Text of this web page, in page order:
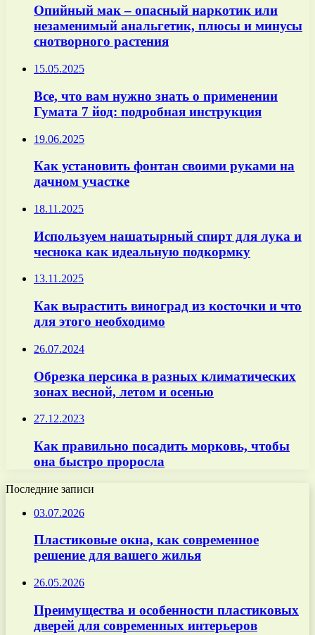
Опийный мак – опасный наркотик или
незаменимый анальгетик, плюсы и минусы
снотворного растения
15.05.2025
Все, что вам нужно знать о применении
Гумата 7 йод: подробная инструкция
19.06.2025
Как установить фонтан своими руками на
дачном участке
18.11.2025
Используем нашатырный спирт для лука и
чеснока как идеальную подкормку
13.11.2025
Как вырастить виноград из косточки и что
для этого необходимо
26.07.2024
Обрезка персика в разных климатических
зонах весной, летом и осенью
27.12.2023
Как правильно посадить морковь, чтобы
она быстро проросла
Последние записи
03.07.2026
Пластиковые окна, как современное
решение для вашего жилья
26.05.2026
Преимущества и особенности пластиковых
дверей для современных интерьеров